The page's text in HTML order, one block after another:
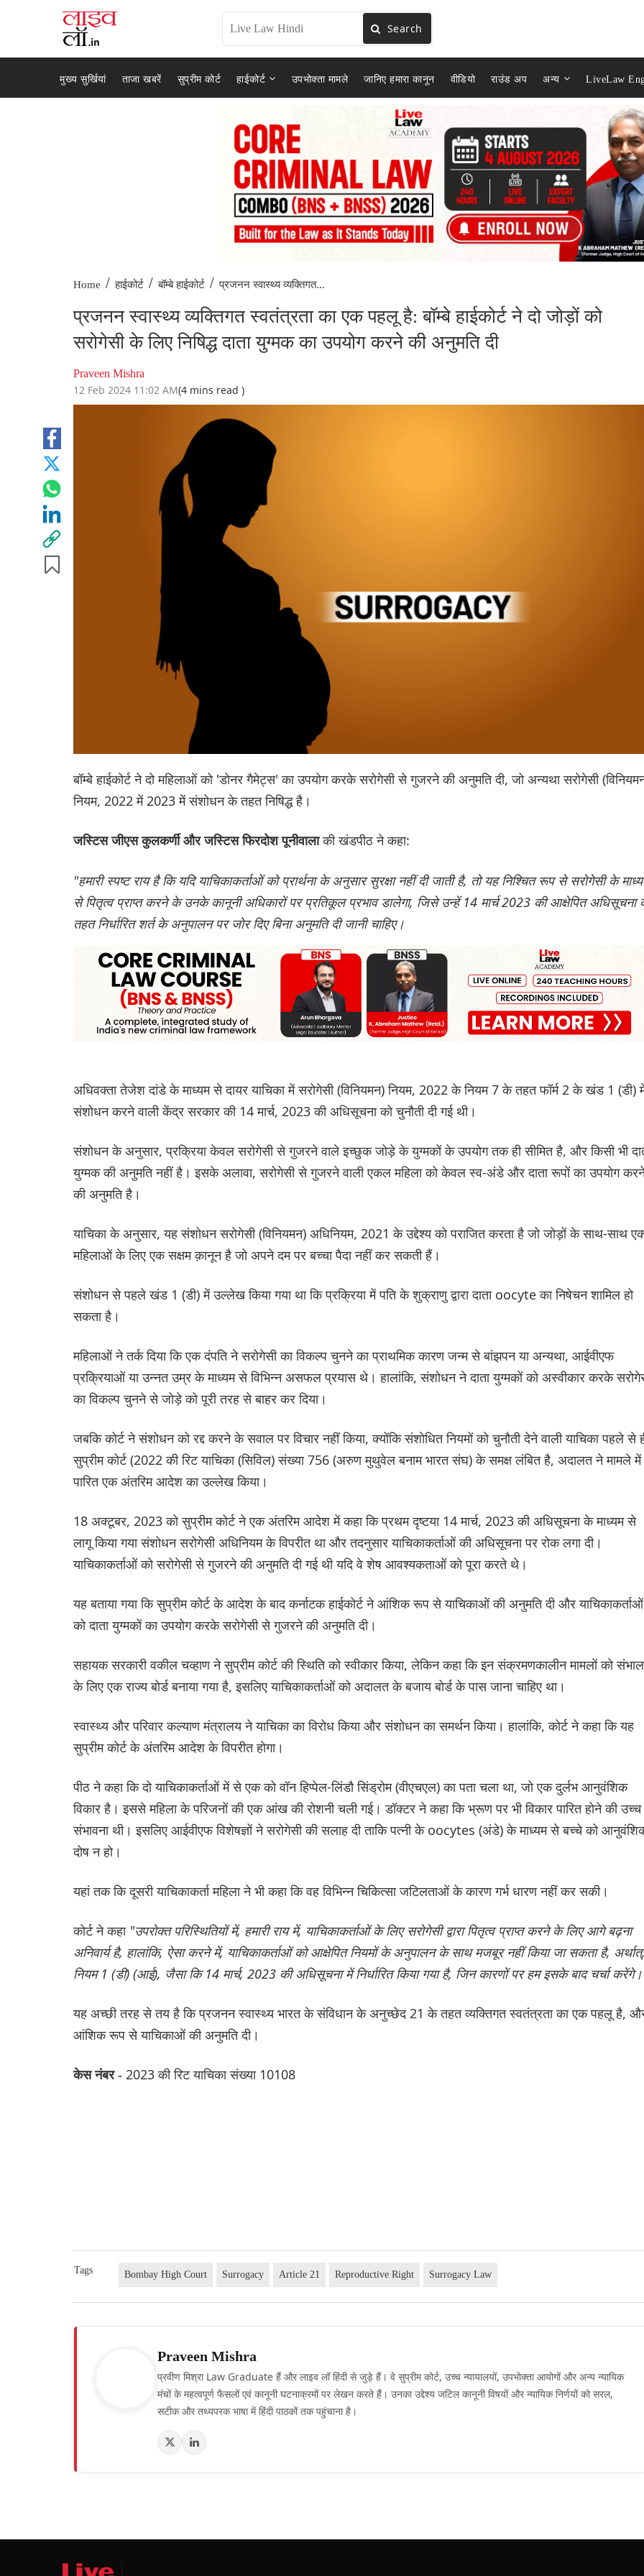
Search
मुख्य सुर्खियां ताजा खबरें सुप्रीम कोर्ट हाईकोर्ट उपभोक्ता मामले जानिए हमारा कानून वीडियो राउंड अप अन्य LiveLaw
Home / हाईकोर्ट / बॉम्बे हाईकोर्ट / प्रजनन स्वास्थ्य व्यक्तिगत...
प्रजनन स्वास्थ्य व्यक्तिगत स्वतंत्रता का एक पहलू है: बॉम्बे हाईकोर्ट ने दो जोड़ों को
सरोगेसी के लिए निषिद्ध दाता युग्मक का उपयोग करने की अनुमति दी
Praveen Mishra
12 Feb 2024 11:02 AM(4 mins read )
बॉम्बे हाईकोर्ट ने दो महिलाओं को 'डोनर गैमेट्स' का उपयोग करके सरोगेसी से गुजरने की अनुमति दी, जो अन्यथा सरोगेसी
नियम, 2022 में 2023 में संशोधन के तहत निषिद्ध है।
जस्टिस जीएस कुलकर्णी और जस्टिस फिरदोश पूनीवालाकी खंडपीठ ने कहा:
"हमारी स्पष्ट राय है कि यदि याचिकाकर्ताओं को प्रार्थना के अनुसार सुरक्षा नहीं दी जाती है, तो यह निश्चित रूप से सरोगेसी के
से पितृत्व प्राप्त करने के उनके कानूनी अधिकारों पर प्रतिकूल प्रभाव डालेगा, जिसे उन्हें 14 मार्च 2023 की आक्षेपित अधिसूचना
तहत निर्धारित शर्त के अनुपालन पर जोर दिए बिना अनुमति दी जानी चाहिए।
अधिवक्ता तेजेश दांडे के माध्यम से दायर याचिका में सरोगेसी (विनियमन) नियम, 2022 के नियम 7 के तहत फॉर्म 2 के खंड 1 (डी)
संशोधन करने वाली केंद्र सरकार की 14 मार्च, 2023 की अधिसूचना को चुनौती दी गई थी।
संशोधन के अनुसार, प्रक्रिया केवल सरोगेसी से गुजरने वाले इच्छुक जोड़े के युग्मकों के उपयोग तक ही सीमित है, और किसी भी
युग्मक की अनुमति नहीं है। इसके अलावा, सरोगेसी से गुजरने वाली एकल महिला को केवल स्व-अंडे और दाता रूपों का उपयोग
की अनुमति है।
याचिका के अनुसार, यह संशोधन सरोगेसी (विनियमन) अधिनियम, 2021 के उद्देश्य को पराजित करता है जो जोड़ों के साथ-साथ
महिलाओं के लिए एक सक्षम क़ानून है जो अपने दम पर बच्चा पैदा नहीं कर सकती हैं।
संशोधन से पहले खंड 1 (डी) में उल्लेख किया गया था कि प्रक्रिया में पति के शुक्राणु द्वारा दाता oocyte का निषेचन शामिल हो
सकता है।
महिलाओं ने तर्क दिया कि एक दंपति ने सरोगेसी का विकल्प चुनने का प्राथमिक कारण जन्म से बांझपन या अन्यथा, आईवीएफ
प्रक्रियाओं या उन्नत उम्र के माध्यम से विभिन्न असफल प्रयास थे। हालांकि, संशोधन ने दाता युग्मकों को अस्वीकार करके
का विकल्प चुनने से जोड़े को पूरी तरह से बाहर कर दिया।
जबकि कोर्ट ने संशोधन को रद्द करने के सवाल पर विचार नहीं किया, क्योंकि संशोधित नियमों को चुनौती देने वाली याचिका पहले से
सुप्रीम कोर्ट (2022 की रिट याचिका (सिविल) संख्या 756 (अरुण मुथुवेल बनाम भारत संघ) के समक्ष लंबित है, अदालत ने मामले में
पारित एक अंतरिम आदेश का उल्लेख किया।
18 अक्टूबर, 2023 को सुप्रीम कोर्ट ने एक अंतरिम आदेश में कहा कि प्रथम दृष्टया 14 मार्च, 2023 की अधिसूचना के माध्यम से
लागू किया गया संशोधन सरोगेसी अधिनियम के विपरीत था और तदनुसार याचिकाकर्ताओं की अधिसूचना पर रोक लगा दी।
याचिकाकर्ताओं को सरोगेसी से गुजरने की अनुमति दी गई थी यदि वे शेष आवश्यकताओं को पूरा करते थे।
यह बताया गया कि सुप्रीम कोर्ट के आदेश के बाद कर्नाटक हाईकोर्ट ने आंशिक रूप से याचिकाओं की अनुमति दी और याचिकाकर्ताओं
को दाता युग्मकों का उपयोग करके सरोगेसी से गुजरने की अनुमति दी।
सहायक सरकारी वकील चव्हाण ने सुप्रीम कोर्ट की स्थिति को स्वीकार किया, लेकिन कहा कि इन संक्रमणकालीन मामलों को
के लिए एक राज्य बोर्ड बनाया गया है, इसलिए याचिकाकर्ताओं को अदालत के बजाय बोर्ड के पास जाना चाहिए था।
स्वास्थ्य और परिवार कल्याण मंत्रालय ने याचिका का विरोध किया और संशोधन का समर्थन किया। हालांकि, कोर्ट ने कहा कि यह
सुप्रीम कोर्ट के अंतरिम आदेश के विपरीत होगा।
पीठ ने कहा कि दो याचिकाकर्ताओं में से एक को वॉन हिप्पेल-लिंडौ सिंड्रोम (वीएचएल) का पता चला था, जो एक दुर्लभ आनुवंशिक
विकार है। इससे महिला के परिजनों की एक आंख की रोशनी चली गई। डॉक्टर ने कहा कि भ्रूण पर भी विकार पारित होने की उच्च
संभावना थी। इसलिए आईवीएफ विशेषज्ञों ने सरोगेसी की सलाह दी ताकि पत्नी के oocytes (अंडे) के माध्यम से बच्चे को
दोष न हो।
यहां तक कि दूसरी याचिकाकर्ता महिला ने भी कहा कि वह विभिन्न चिकित्सा जटिलताओं के कारण गर्भ धारण नहीं कर सकी।
कोर्ट ने कहा "उपरोक्त परिस्थितियों में, हमारी राय में, याचिकाकर्ताओं के लिए सरोगेसी द्वारा पितृत्व प्राप्त करने के लिए आगे बढ़ना
अनिवार्य है, हालांकि, ऐसा करने में, याचिकाकर्ताओं को आक्षेपित नियमों के अनुपालन के साथ मजबूर नहीं किया जा सकता है,
नियम 1 (डी) (आई), जैसा कि 14 मार्च, 2023 की अधिसूचना में निर्धारित किया गया है, जिन कारणों पर हम इसके बाद चर्चा करेंगे।
यह अच्छी तरह से तय है कि प्रजनन स्वास्थ्य भारत के संविधान के अनुच्छेद 21 के तहत व्यक्तिगत स्वतंत्रता का एक पहलू है,
आंशिक रूप से याचिकाओं की अनुमति दी।
केस नंबर - 2023 की रिट याचिका संख्या 10108
Tags Bombay High Court Surrogacy Article 21 Reproductive Right Surrogacy Law
Praveen Mishra
प्रवीण मिश्रा Law Graduate हैं और लाइव लॉ हिंदी से जुड़े हैं। वे सुप्रीम कोर्ट, उच्च न्यायालयों, उपभोक्ता आयोगों और अन्य न्यायिक
मंचों के महत्वपूर्ण फैसलों एवं कानूनी घटनाक्रमों पर लेखन करते हैं। उनका उद्देश्य जटिल कानूनी विषयों और न्यायिक निर्णयों को सरल,
सटीक और तथ्यपरक भाषा में हिंदी पाठकों तक पहुंचाना है।